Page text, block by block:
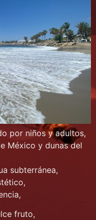
por niños y adultos,
México y dunas del
subterránea,
fruto,